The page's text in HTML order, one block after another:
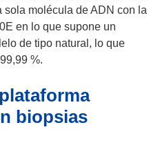
sola molécula de ADN con la
en lo que supone un
de tipo natural, lo que
%.
biopsias